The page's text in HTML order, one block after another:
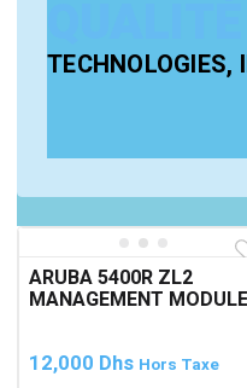
TECHNOLOGIES,
ARUBA 5400R ZL2
MANAGEMENT MODULE
12,000 Dhs Hors Taxe